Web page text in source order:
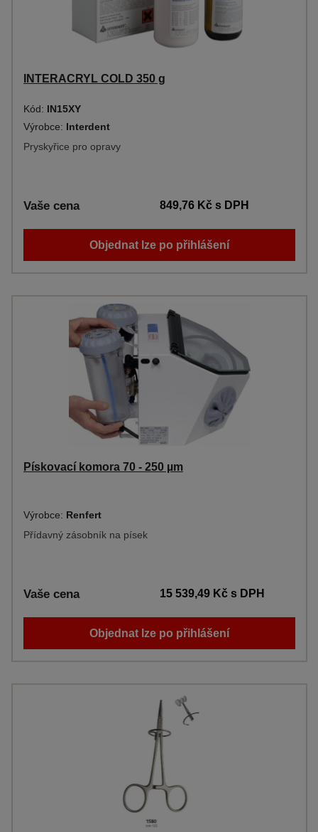
INTERACRYL COLD 350 g
Kód: IN15XY
Výrobce: Interdent
Pryskyřice pro opravy
Vaše cena 849,76 Kčs DPH
Objednat lze po přihlášení
Pískovací komora 70 - 250 µm
Výrobce: Renfert
Přídavný zásobník na písek
Vaše cena 15 539,49 Kčs DPH
Objednat lze po přihlášení